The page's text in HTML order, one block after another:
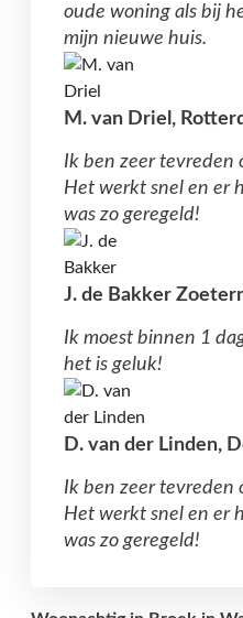
oude woning als bij
mijn nieuwe huis.
M. van Driel,
Ik ben zeer tevreden
Het werkt snel en er
was zo geregeld!
J. de Bakker
Ik moest binnen 1
het is geluk!
D. van der Linden,
Ik ben zeer tevreden
Het werkt snel en er
was zo geregeld!